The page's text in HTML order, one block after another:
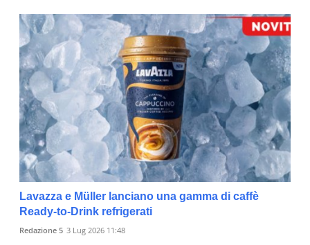
Lavazza e Müller lanciano una gamma di caffè
Ready-to-Drink refrigerati
Redazione 5 3 Lug 2026 11:48